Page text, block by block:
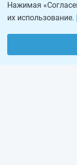
Нажимая
их использование.